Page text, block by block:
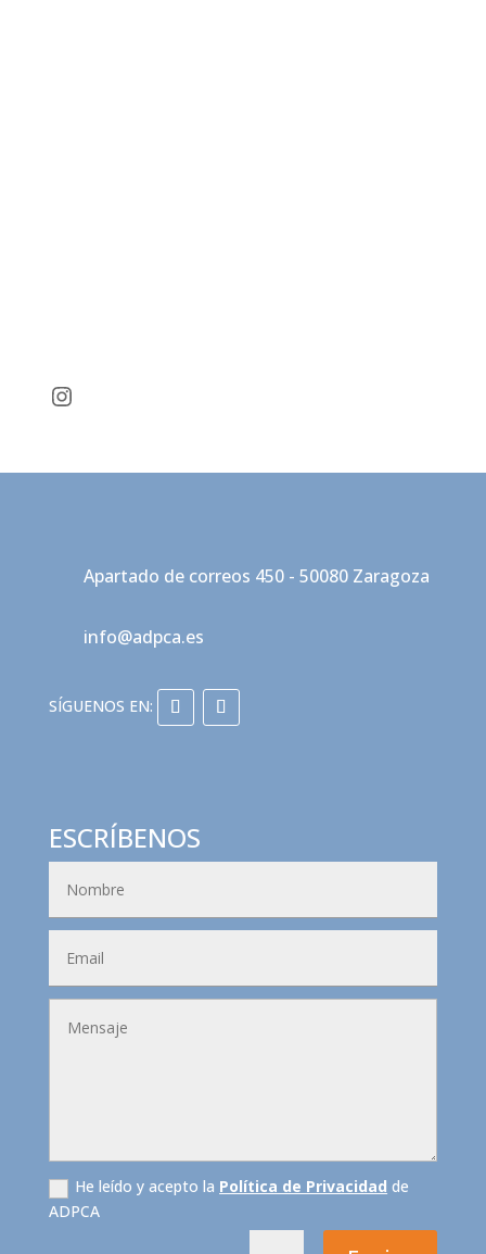
Instagram
Apartado de correos 450 - 50080 Zaragoza
info@adpca.es
ESCRÍBENOS
He leído y acepto la Política de Privacidad de
ADPCA